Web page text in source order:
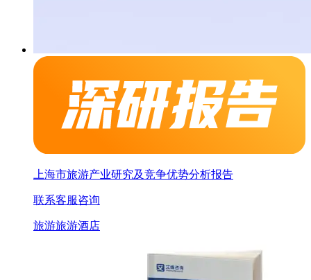
上海市旅游产业研究及竞争优势分析报告
联系客服咨询
旅游旅游酒店